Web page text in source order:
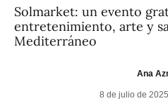
Solmarket: un evento
entretenimiento, arte y
Mediterráneo
Ana
8 de julio de